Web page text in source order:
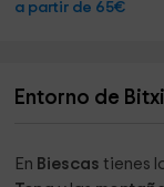
a partir de 65€
Entorno de
En Biescas tienes